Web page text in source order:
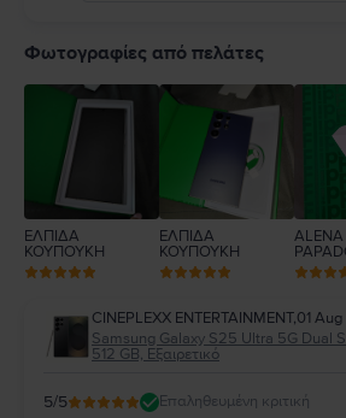
4
Φωτογραφίες από πελάτες
ΕΛΠΙΔΑ
ΚΟΥΠΟΥΚΗ
ΕΛΠΙΔΑ
ΚΟΥΠΟΥΚΗ
ALENA
CINEPLEXX ENTERTAINMENT,01
Samsung Galaxy S25 Ultra 5G Dual
512 GB, Εξαιρετικό
5/5 Επαληθευμένη κριτική